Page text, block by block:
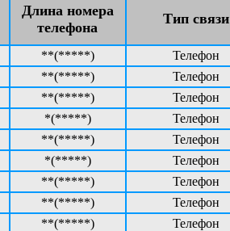
Длина номера
телефона
Тип связи
**(*****)
Телефон
**(*****)
Телефон
**(*****)
Телефон
*(*****)
Телефон
**(*****)
Телефон
*(*****)
Телефон
**(*****)
Телефон
**(*****)
Телефон
**(*****)
Телефон